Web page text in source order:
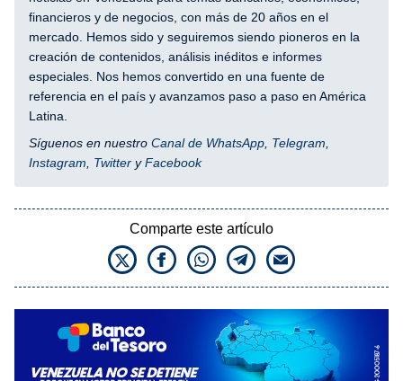
financieros y de negocios, con más de 20 años en el
mercado. Hemos sido y seguiremos siendo pioneros en la
creación de contenidos, análisis inéditos e informes
especiales. Nos hemos convertido en una fuente de
referencia en el país y avanzamos paso a paso en América
Latina.
Síguenos en nuestro Canal de WhatsApp, Telegram,
Instagram, Twitter yFacebook
Comparte este artículo